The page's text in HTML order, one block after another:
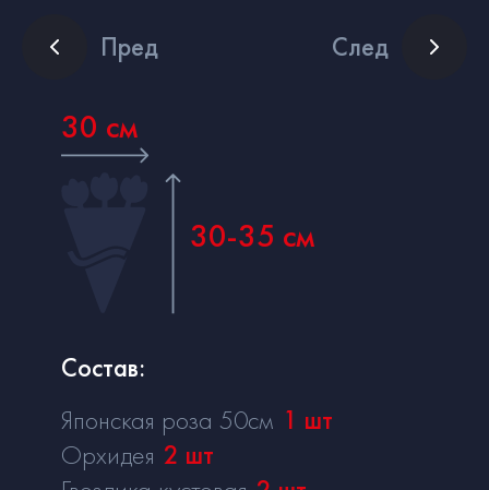
Пред След
30 см
30-35 см
Состав:
Японская роза 50см 1 шт
Орхидея 2 шт